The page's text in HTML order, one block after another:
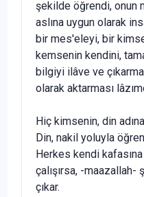
şekilde öğrendi, onun
aslına uygun olarak
bir mes'eleyi, bir
kemsenin kendini,
bilgiyi ilâve ve
olarak aktarması
Hiç kimsenin, din
Din, nakil yoluyla
Herkes kendi
çalışırsa, -maazallah-
çıkar.